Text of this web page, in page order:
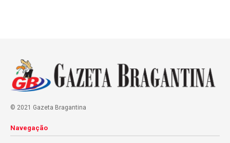
© 2021 Gazeta Bragantina
Navegação